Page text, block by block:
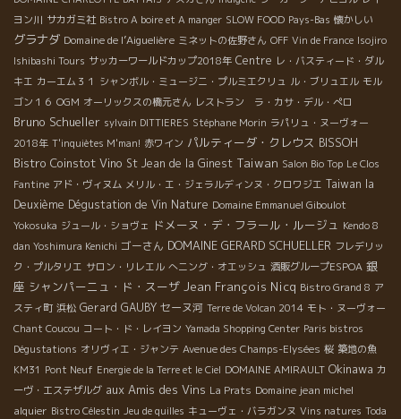
ヨン川 サカガミ社 Bistro A boire et A manger SLOW FOOD Pays-Bas 懐かしい
グラナダ Domaine de l’Aiguelière ミネットの佐野さん OFF Vin de France Isojiro
Ishibashi Tours サッカーワールドカップ2018年 Centre レ・バスティード・ダル
キエ カーエム３１ シャンボル・ミュージニ・プルミエクリュ ル・ブリュエル モル
ゴン１６ OGM オーリックスの橋元さん レストラン ラ・カサ・デル・ぺロ
Bruno Schueller sylvain DITTIERES Stéphane Morin ラパリュ・ヌーヴォー
2018年 T'inquiètes M'man! 赤ワイン パルティーダ・クレウス BISSOH
Bistro Coinstot Vino St Jean de la Ginest Taiwan Salon Bio Top Le Clos
Fantine アド・ヴィヌム メリル・エ・ジェラルディンヌ・クロワジエ Taiwan la
Deuxième Dégustation de Vin Nature Domaine Emmanuel Giboulot
Yokosuka ジュール・ショヴェ ドメーヌ・デ・フラール・ルージュ Kendo 8
dan Yoshimura Kenichi ゴーさん DOMAINE GERARD SCHUELLER フレデリッ
ク・プルタリエ サロン・リレエル へニング・オエッシュ 酒販グループESPOA 銀
座 シャンパーニュ・ド・スーザ Jean François Nicq Bistro Grand 8 ア
スティ町 浜松 Gerard GAUBY セーヌ河 Terre de Volcan 2014 モト・ヌーヴォー
Chant Coucou コート・ド・レイヨン Yamada Shopping Center Paris bistros
Dégustations オリヴィエ・ジャンテ Avenue des Champs-Elysées 桜 築地の魚
KM31 Pont Neuf Energie de la Terre et le Ciel DOMAINE AMIRAULT Okinawa カ
ーヴ・エステザルグ aux Amis des Vins La Prats Domaine jean michel
alquier Bistro Célestin Jeu de quilles キューヴェ・バラガンヌ Vins natures Toda